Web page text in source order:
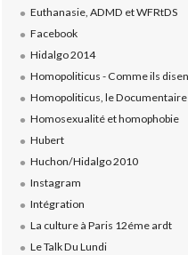
Euthanasie, ADMD et WFRtDS
Facebook
Hidalgo 2014
Homopoliticus - Comme ils
Homopoliticus, le Documentaire
Homosexualité et homophobie
Hubert
Huchon/Hidalgo 2010
Instagram
Intégration
La culture à Paris 12éme ardt
Le Talk Du Lundi